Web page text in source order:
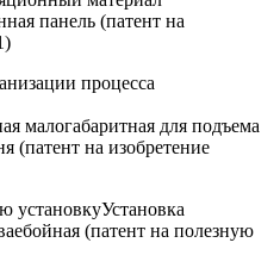
панель (патент на
малогабаритная для подъема
(патент на изобретение
Установка
(патент на полезную